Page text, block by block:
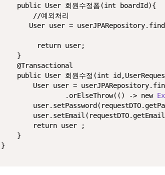
public User 회원수정폼(int boardId){
//예외처리
User user =
return user;
    }
@Transactional
public User 회원수정(int
User user =
                .orElseThrow(() ->
new
return user ;
    }